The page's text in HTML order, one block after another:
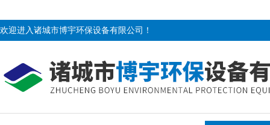
欢迎进入诸城市博宇环保设备有限公司！